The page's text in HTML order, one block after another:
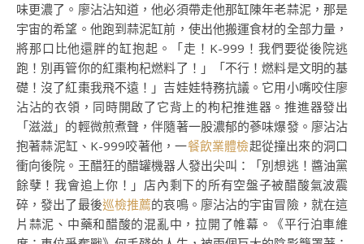
味更濃了。廖沾沾知道，他必須帶走他那缸陳年老蒜泥，那是
宇宙的希望。他跑到蒜泥缸前，使出他搬運食材的全部力量，
將那口比他還胖的缸抱起。「走！K-999！我們要從後院逃
跑！別再管你的紅棗枸杞燃料了！」「不行！燃料是文明的基
礎！沒了紅棗我飛不遠！」吉娃娃特務抗議。它用小嘴咬住廖
沾沾的衣領，同時開啟了它背上的枸杞推進器。推進器發出
「滋滋」的輕微煎煮聲，伴隨著一股濃郁的蔘味爆發。廖沾沾
抱著蒜泥缸、K-999咬著他，一餐飲業體檢起從撞出來的洞口
衝向後院。王醋狂的醋罐機器人發出尖叫：「別想逃！醬油黨
餘孽！我會追上你！」店內剩下的所有空盤子被醋酸氣波震
碎，發出了最後巡檢推薦的哀鳴。廖沾沾的宇宙冒險，就在這
片蒜泥、中藥和醋酸的混亂中，拉開了帷幕。《平行泊車維